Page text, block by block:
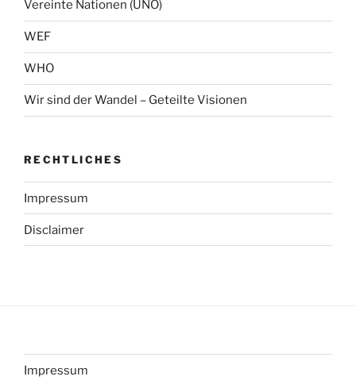
Vereinte Nationen (UNO)
WEF
WHO
Wir sind der Wandel – Geteilte Visionen
RECHTLICHES
Impressum
Disclaimer
Impressum